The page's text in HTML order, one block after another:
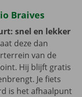
Braives
snel en lekker
deze dan
van de
Hij blijft gratis
Je fiets
is het afhaalpunt